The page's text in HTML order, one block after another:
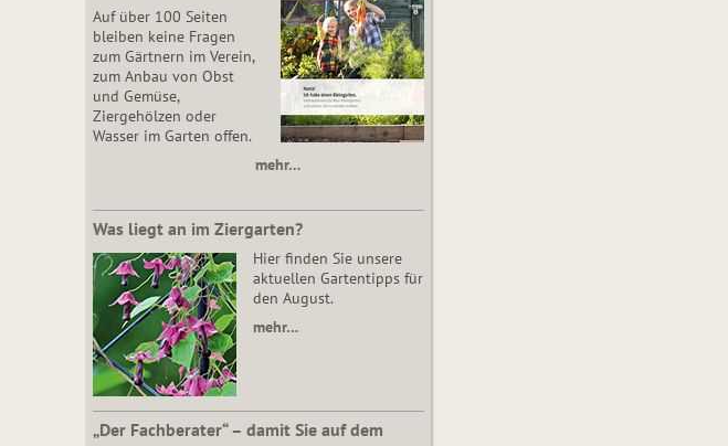
Auf über 100 Seiten
bleiben keine Fragen
zum Gärtnern im Verein,
zum Anbau von Obst
und Gemüse,
Ziergehölzen oder
Wasser im Garten offen.
mehr…
Was liegt an im Ziergarten?
Hier finden Sie unsere
aktuellen Gartentipps für
den August.
mehr…
„Der Fachberater“ – damit Sie auf dem